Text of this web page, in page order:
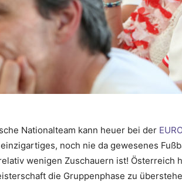
Nationalteam kann heuer bei der
noch nie da gewesenes
wenigen Zuschauern ist! Österreich
die Gruppenphase zu